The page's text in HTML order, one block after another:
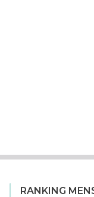
RANKING